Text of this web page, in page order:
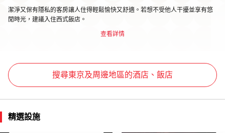
潔淨又保有隱私的客房讓人住得輕鬆愉快又舒適。若想不受他人干擾並享有悠
閒時光，建議入住西式飯店。
查看詳情
搜尋東京及周邊地區的酒店、飯店
精選設施